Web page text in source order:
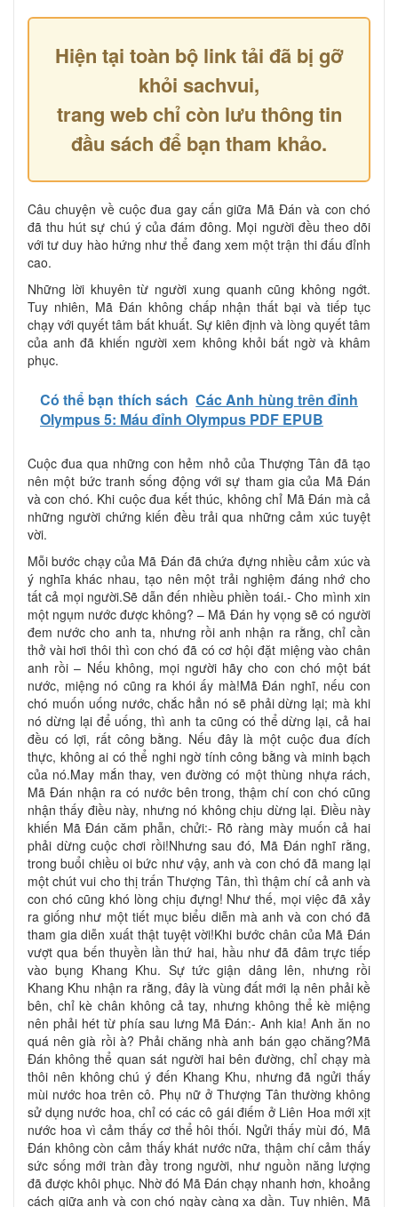
Hiện tại toàn bộ link tải đã bị gỡ
khỏi sachvui,
trang web chỉ còn lưu thông tin
đầu sách để bạn tham khảo.
Câu chuyện về cuộc đua gay cấn giữa Mã Đán và con chó
đã thu hút sự chú ý của đám đông. Mọi người đều theo dõi
với tư duy hào hứng như thể đang xem một trận thi đấu đỉnh
cao.
Những lời khuyên từ người xung quanh cũng không ngớt.
Tuy nhiên, Mã Đán không chấp nhận thất bại và tiếp tục
chạy với quyết tâm bất khuất. Sự kiên định và lòng quyết tâm
của anh đã khiến người xem không khỏi bất ngờ và khâm
phục.
Có thể bạn thích sách Các Anh hùng trên đỉnh
Olympus 5: Máu đỉnh Olympus PDF EPUB
Cuộc đua qua những con hẻm nhỏ của Thượng Tân đã tạo
nên một bức tranh sống động với sự tham gia của Mã Đán
và con chó. Khi cuộc đua kết thúc, không chỉ Mã Đán mà cả
những người chứng kiến đều trải qua những cảm xúc tuyệt
vời.
Mỗi bước chạy của Mã Đán đã chứa đựng nhiều cảm xúc và
ý nghĩa khác nhau, tạo nên một trải nghiệm đáng nhớ cho
tất cả mọi người.Sẽ dẫn đến nhiều phiền toái.- Cho mình xin
một ngụm nước được không? – Mã Đán hy vọng sẽ có người
đem nước cho anh ta, nhưng rồi anh nhận ra rằng, chỉ cần
thở vài hơi thôi thì con chó đã có cơ hội đặt miệng vào chân
anh rồi – Nếu không, mọi người hãy cho con chó một bát
nước, miệng nó cũng ra khói ấy mà!Mã Đán nghĩ, nếu con
chó muốn uống nước, chắc hẳn nó sẽ phải dừng lại; mà khi
nó dừng lại để uống, thì anh ta cũng có thể dừng lại, cả hai
đều có lợi, rất công bằng. Nếu đây là một cuộc đua đích
thực, không ai có thể nghi ngờ tính công bằng và minh bạch
của nó.May mắn thay, ven đường có một thùng nhựa rách,
Mã Đán nhận ra có nước bên trong, thậm chí con chó cũng
nhận thấy điều này, nhưng nó không chịu dừng lại. Điều này
khiến Mã Đán căm phẫn, chửi:- Rõ ràng mày muốn cả hai
phải dừng cuộc chơi rồi!Nhưng sau đó, Mã Đán nghĩ rằng,
trong buổi chiều oi bức như vậy, anh và con chó đã mang lại
một chút vui cho thị trấn Thượng Tân, thì thậm chí cả anh và
con chó cũng khó lòng chịu đựng! Như thế, mọi việc đã xảy
ra giống như một tiết mục biểu diễn mà anh và con chó đã
tham gia diễn xuất thật tuyệt vời!Khi bước chân của Mã Đán
vượt qua bến thuyền lần thứ hai, hầu như đã đâm trực tiếp
vào bụng Khang Khu. Sự tức giận dâng lên, nhưng rồi
Khang Khu nhận ra rằng, đây là vùng đất mới lạ nên phải kề
bên, chỉ kè chân không cả tay, nhưng không thể kè miệng
nên phải hét từ phía sau lưng Mã Đán:- Anh kia! Anh ăn no
quá nên già rồi à? Phải chăng nhà anh bán gạo chăng?Mã
Đán không thể quan sát người hai bên đường, chỉ chạy mà
thôi nên không chú ý đến Khang Khu, nhưng đã ngửi thấy
mùi nước hoa trên cô. Phụ nữ ở Thượng Tân thường không
sử dụng nước hoa, chỉ có các cô gái điếm ở Liên Hoa mới xịt
nước hoa vì cảm thấy cơ thể hôi thối. Ngửi thấy mùi đó, Mã
Đán không còn cảm thấy khát nước nữa, thậm chí cảm thấy
sức sống mới tràn đầy trong người, như nguồn năng lượng
đã được khôi phục. Nhờ đó Mã Đán chạy nhanh hơn, khoảng
cách giữa anh và con chó ngày càng xa dần. Tuy nhiên, Mã